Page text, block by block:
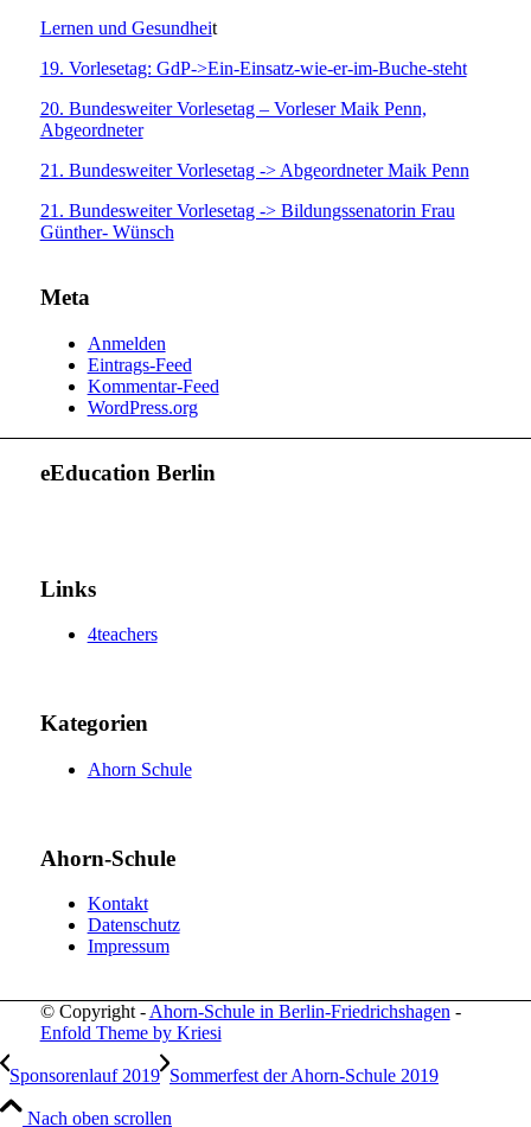
Lernen und Gesundheit
19. Vorlesetag: GdP->Ein-Einsatz-wie-er-im-Buche-steht
20. Bundesweiter Vorlesetag – Vorleser Maik Penn,
Abgeordneter
21. Bundesweiter Vorlesetag -> Abgeordneter Maik Penn
21. Bundesweiter Vorlesetag -> Bildungssenatorin Frau
Günther- Wünsch
Meta
Anmelden
Eintrags-Feed
Kommentar-Feed
WordPress.org
eEducation Berlin
Links
4teachers
Kategorien
Ahorn Schule
Ahorn-Schule
Kontakt
Datenschutz
Impressum
© Copyright - Ahorn-Schule in Berlin-Friedrichshagen -
Enfold Theme by Kriesi
Sponsorenlauf 2019 Sommerfest der Ahorn-Schule 2019
Nach oben scrollen